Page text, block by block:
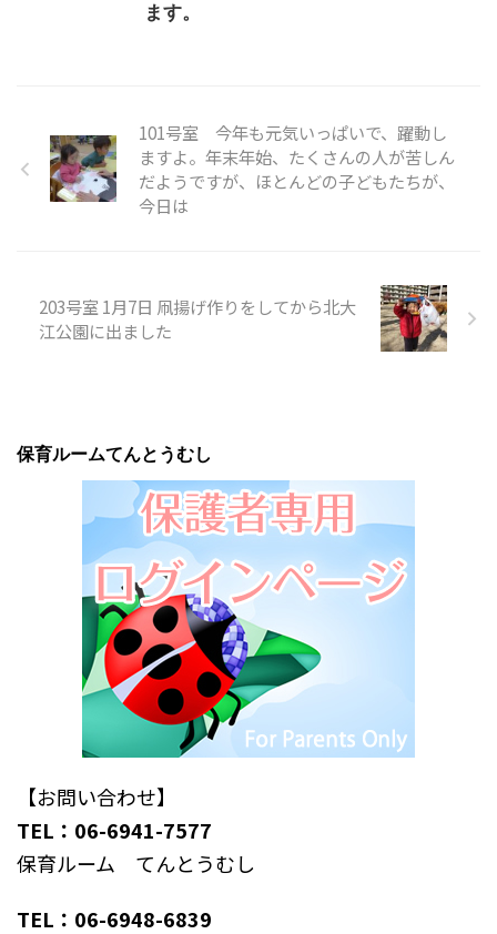
ます。
101号室 今年も元気いっぱいで、躍動し
ますよ。年末年始、たくさんの人が苦しん
だようですが、ほとんどの子どもたちが、
今日は
203号室 1月7日 凧揚げ作りをしてから北大
江公園に出ました
保育ルームてんとうむし
【お問い合わせ】
TEL：06-6941-7577
保育ルーム てんとうむし
TEL：06-6948-6839